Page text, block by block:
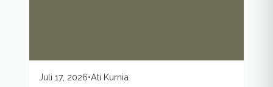
Juli 17, 2026•Ati Kurnia